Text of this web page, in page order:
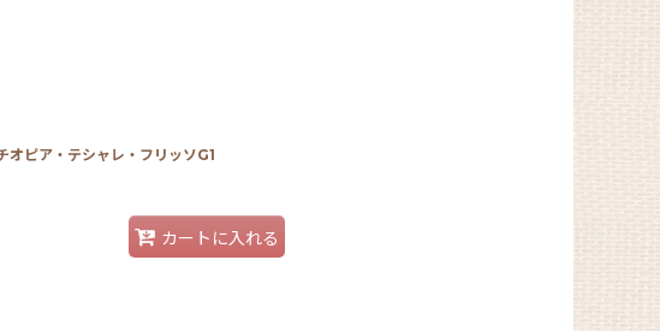
オピア・テシャレ・フリッソG1
カートに入れる